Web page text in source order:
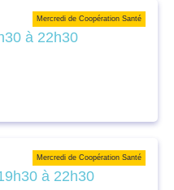
à 22h30
Mercredi de Coopération Santé
à 22h30
Mercredi de Coopération Santé